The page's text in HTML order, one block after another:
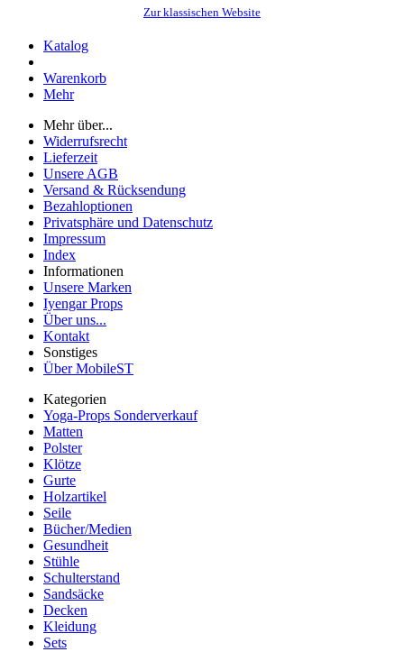
Zur klassischen Website
Katalog
Warenkorb
Mehr
Mehr über...
Widerrufsrecht
Lieferzeit
Unsere AGB
Versand & Rücksendung
Bezahloptionen
Privatsphäre und Datenschutz
Impressum
Index
Informationen
Unsere Marken
Iyengar Props
Über uns...
Kontakt
Sonstiges
Über MobileST
Kategorien
Yoga-Props Sonderverkauf
Matten
Polster
Klötze
Gurte
Holzartikel
Seile
Bücher/Medien
Gesundheit
Stühle
Schulterstand
Sandsäcke
Decken
Kleidung
Sets